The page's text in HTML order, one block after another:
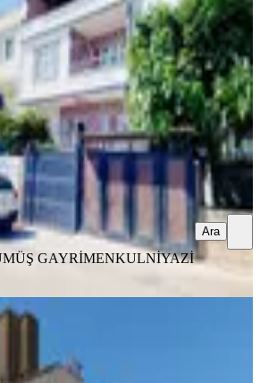
·160 m²·06.08.2026
₺
NİYAZİ KILIÇSALLAYAN
GAYRİMENKULNİYAZİ
Ara
Rota'dan Ağcalı'da Yeni Yapı,
Ağcalı Mahallesi